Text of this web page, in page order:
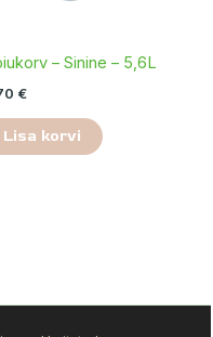
– Sinine – 5,6L
€
Lisa korvi